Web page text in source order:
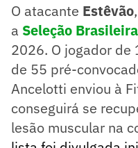
O atacante Estêvão
a Seleção Brasileira
2026. O jogador de
de 55 pré-
Ancelotti enviou à
conseguirá se
lesão muscular na